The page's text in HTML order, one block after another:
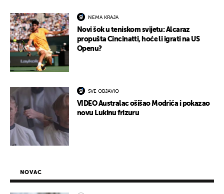
NEMA KRAJA
Novi šok u teniskom svijetu: Alcaraz
propušta Cincinatti, hoće li igrati na US
Openu?
SVE OBJAVIO
VIDEO Australac ošišao Modrića i pokazao
novu Lukinu frizuru
NOVAC